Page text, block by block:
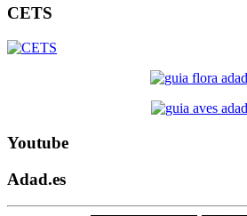
CETS
Youtube
Adad.es